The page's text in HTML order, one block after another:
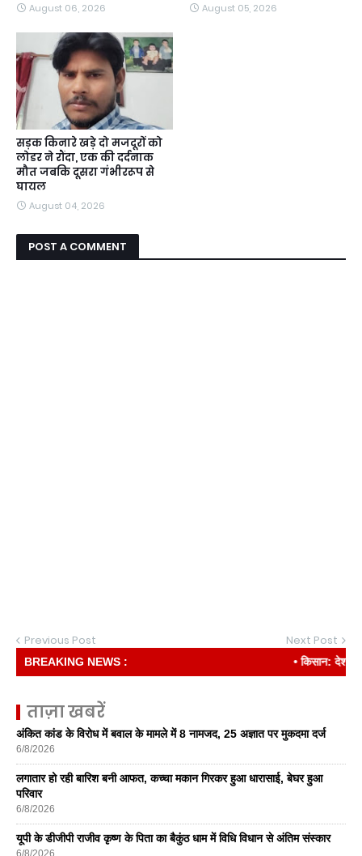
August 06, 2026 August 05, 2026
सड़क किनारे खड़े दो मजदूरों को
लोडर ने रौंदा, एक की दर्दनाक
मौत जबकि दूसरा गंभीररूप से
घायल
August 04, 2026
POST A COMMENT
Previous Post Next Post
BREAKING NEWS : • किसान: देश की रीढ़
ताज़ा खबरें
अंकित कांड के विरोध में बवाल के मामले में 8 नामजद, 25 अज्ञात पर मुकदमा दर्ज
6/8/2026
लगातार हो रही बारिश बनी आफत, कच्चा मकान गिरकर हुआ धारासाई, बेघर हुआ
परिवार
6/8/2026
यूपी के डीजीपी राजीव कृष्ण के पिता का बैकुंठ धाम में विधि विधान से अंतिम संस्कार
6/8/2026